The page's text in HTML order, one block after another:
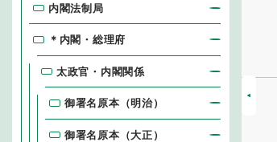
内閣法制局
＊内閣・総理府
太政官・内閣関係
御署名原本（明治）
御署名原本（大正）